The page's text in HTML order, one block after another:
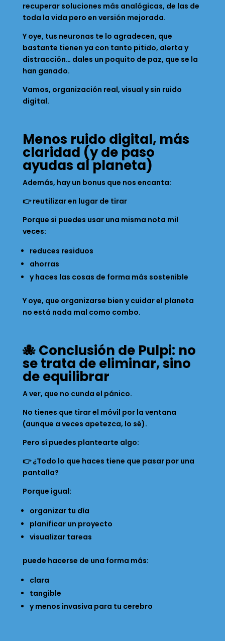
recuperar soluciones más analógicas, de las de
toda la vida pero en versión mejorada.
Y oye, tus neuronas te lo agradecen, que
bastante tienen ya con tanto pitido, alerta y
distracción… dales un poquito de paz, que se la
han ganado.
Vamos, organización real, visual y sin ruido
digital.
Menos ruido digital, más
claridad (y de paso
ayudas al planeta)
Además, hay un bonus que nos encanta:
👉 reutilizar en lugar de tirar
Porque si puedes usar una misma nota mil
veces:
reduces residuos
ahorras
y haces las cosas de forma más sostenible
Y oye, que organizarse bien y cuidar el planeta
no está nada mal como combo.
🐙 Conclusión de Pulpi: no
se trata de eliminar, sino
de equilibrar
A ver, que no cunda el pánico.
No tienes que tirar el móvil por la ventana
(aunque a veces apetezca, lo sé).
Pero sí puedes plantearte algo:
👉 ¿Todo lo que haces tiene que pasar por una
pantalla?
Porque igual:
organizar tu día
planificar un proyecto
visualizar tareas
puede hacerse de una forma más:
clara
tangible
y menos invasiva para tu cerebro